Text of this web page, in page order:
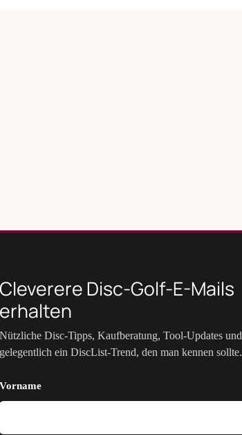
Cleverere Disc-Golf-E-Mails
erhalten
Nützliche Disc-Tipps, Kaufberatung, Tool-Updates und
gelegentlich ein DiscList-Trend, den man kennen sollte.
Vorname